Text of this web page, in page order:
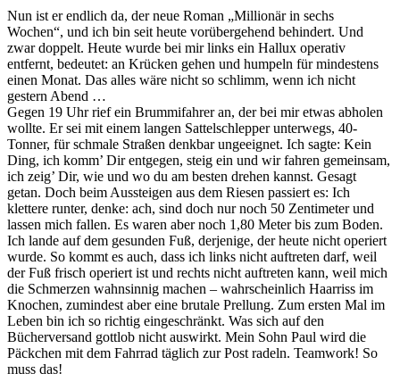
Nun ist er endlich da, der neue Roman „Millionär in sechs
Wochen“, und ich bin seit heute vorübergehend behindert. Und
zwar doppelt. Heute wurde bei mir links ein Hallux operativ
entfernt, bedeutet: an Krücken gehen und humpeln für mindestens
einen Monat. Das alles wäre nicht so schlimm, wenn ich nicht
gestern Abend …
Gegen 19 Uhr rief ein Brummifahrer an, der bei mir etwas abholen
wollte. Er sei mit einem langen Sattelschlepper unterwegs, 40-
Tonner, für schmale Straßen denkbar ungeeignet. Ich sagte: Kein
Ding, ich komm’ Dir entgegen, steig ein und wir fahren gemeinsam,
ich zeig’ Dir, wie und wo du am besten drehen kannst. Gesagt
getan. Doch beim Aussteigen aus dem Riesen passiert es: Ich
klettere runter, denke: ach, sind doch nur noch 50 Zentimeter und
lassen mich fallen. Es waren aber noch 1,80 Meter bis zum Boden.
Ich lande auf dem gesunden Fuß, derjenige, der heute nicht operiert
wurde. So kommt es auch, dass ich links nicht auftreten darf, weil
der Fuß frisch operiert ist und rechts nicht auftreten kann, weil mich
die Schmerzen wahnsinnig machen – wahrscheinlich Haarriss im
Knochen, zumindest aber eine brutale Prellung. Zum ersten Mal im
Leben bin ich so richtig eingeschränkt. Was sich auf den
Bücherversand gottlob nicht auswirkt. Mein Sohn Paul wird die
Päckchen mit dem Fahrrad täglich zur Post radeln. Teamwork! So
muss das!